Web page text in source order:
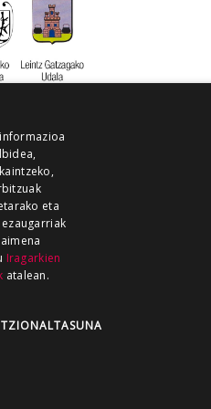
GUKA
GUKA ZUMAIA GUKA
eta
Iragarkien
atalean.